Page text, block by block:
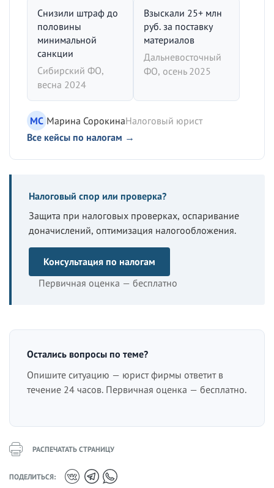
Снизили штраф до
половины
минимальной
санкции
Сибирский ФО,
весна 2024
Взыскали 25+ млн
руб. за поставку
материалов
Дальневосточный
ФО, осень 2025
МС Марина СорокинаНалоговый юрист
Все кейсы по налогам →
Налоговый спор или проверка?
Защита при налоговых проверках, оспаривание
доначислений, оптимизация налогообложения.
Консультация по налогам
Первичная оценка — бесплатно
Остались вопросы по теме?
Опишите ситуацию — юрист фирмы ответит в
течение 24 часов. Первичная оценка — бесплатно.
РАСПЕЧАТАТЬ СТРАНИЦУ
ПОДЕЛИТЬСЯ: